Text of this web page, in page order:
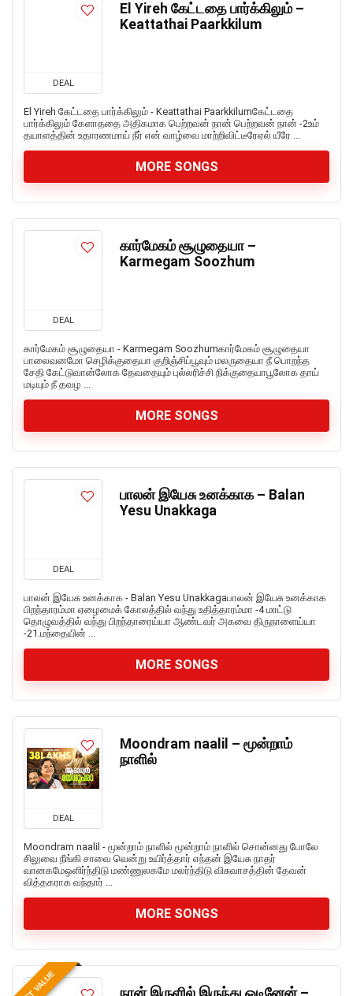
DEAL
El Yireh கேட்டதை பார்க்கிலும் –
Keattathai Paarkkilum
El Yireh கேட்டதை பார்க்கிலும் - Keattathai Paarkkilumகேட்டதை
பார்க்கிலும் கேளாததை அதிகமாக பெற்றவன் நான் பெற்றவன் நான் -2உம்
தயாளத்தின் உதாரணமாய் நீர் என் வாழ்வை மாற்றிவிட்டீரேஏல் யீரே ...
MORE SONGS
DEAL
கார்மேகம் சூழுதையா –
Karmegam Soozhum
கார்மேகம் சூழுதையா - Karmegam Soozhumகார்மேகம் சூழுதையா
பாலைவனமோ செழிக்குதையா குறிஞ்சிப்பூவும் மலருதையா நீ பொறந்த
சேதி கேட்டுவான்லோக தேவதையும் புல்லரிச்சி நிக்குதையாபூலோக தாய்
மடியும் நீ தவழ ...
MORE SONGS
DEAL
பாலன் இயேசு உனக்காக – Balan
Yesu Unakkaga
பாலன் இயேசு உனக்காக - Balan Yesu Unakkagaபாலன் இயேசு உனக்காக
பிறந்தாரம்மா ஏழைமைக் கோலத்தில் வந்து உதித்தாரம்மா -4 மாட்டு
தொழுவத்தில் வந்து பிறந்தாரைய்யா ஆண்டவர் அகவை திருநாளைய்யா
-21.மந்தையின் ...
MORE SONGS
DEAL
Moondram naalil – மூன்றாம்
நாளில்
Moondram naalil - மூன்றாம் நாளில் மூன்றாம் நாளில் சொன்னது போலே
சிலுவை நீங்கி சாவை வென்று உயிர்த்தார் எந்தன் இயேசு நாதர்
வானகமேஒளிர்ந்திடு மண்ணுலகமே மலர்ந்திடு விசுவாசத்தின் தேவன்
வித்தகராக வந்தார் ...
MORE SONGS
நான் இருளில் இருந்து ஓடினேன் –